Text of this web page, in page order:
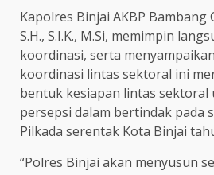
Kapolres Binjai AKBP
S.H., S.I.K., M.Si, memimpin
koordinasi, serta
koordinasi lintas sektoral ini
bentuk kesiapan lintas sektoral
persepsi dalam bertindak pada
Pilkada serentak Kota Binjai
“Polres Binjai akan menyusun